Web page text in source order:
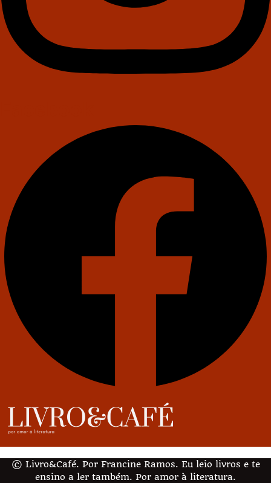
© Livro&Café. Por Francine Ramos. Eu leio livros e te
ensino a ler também. Por amor à literatura.